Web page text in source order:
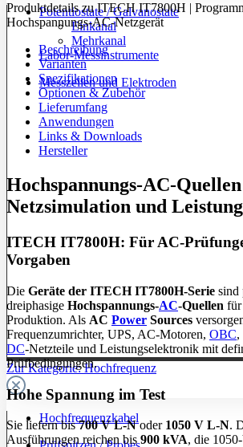
Potentiostate / Galvanostate
Einkanal
Mehrkanal
Labor-Messinstrumente
Messzellen und Elektroden
Zur Kategorie: Hochfrequenz
Hochfrequenzkabel
Produktdetails zu ITECH IT7800H |
Hochspannungs-AC-Netzgerät
Beschreibung
Varianten
Spezifikationen
Optionen & Zubehör
Lieferumfang
Anwendungen
Links & Downloads
Hersteller
Hochspannungs-AC-
Netzsimulation und
ITECH IT7800H: Für AC-
Vorgaben
Die Geräte der ITECH IT7800H-Serie sind
dreiphasige Hochspannungs-AC-Quellen für
Produktion. Als AC Power Sources
Frequenzumrichter, UPS, AC-Motoren, OBC,
DC-Netzteile und Leistungselektronik mit
Prüfbedingungen.
Hohe Spannung im Test
Sie liefern bis700 V L-Noder 1050 V L-N.
Ausführungen reichen bis 900 kVA, die